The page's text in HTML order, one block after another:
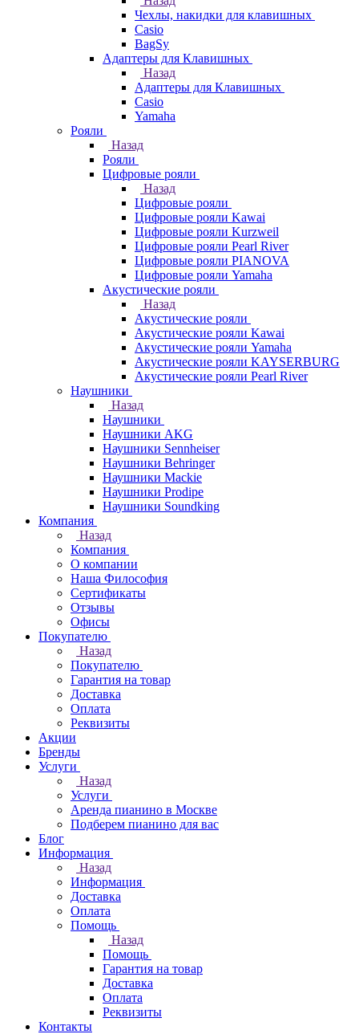
Чехлы, накидки для клавишных
Casio
BagSy
Адаптеры для Клавишных
Назад
Адаптеры для Клавишных
Casio
Yamaha
Рояли
Назад
Рояли
Цифровые рояли
Назад
Цифровые рояли
Цифровые рояли Kawai
Цифровые рояли Kurzweil
Цифровые рояли Pearl River
Цифровые рояли PIANOVA
Цифровые рояли Yamaha
Акустические рояли
Назад
Акустические рояли
Акустические рояли Kawai
Акустические рояли Yamaha
Акустические рояли KAYSERBURG
Акустические рояли Pearl River
Наушники
Назад
Наушники
Наушники AKG
Наушники Sennheiser
Наушники Behringer
Наушники Mackie
Наушники Prodipe
Наушники Soundking
Компания
Назад
Компания
О компании
Наша Философия
Сертификаты
Отзывы
Офисы
Покупателю
Назад
Покупателю
Гарантия на товар
Доставка
Оплата
Реквизиты
Акции
Бренды
Услуги
Назад
Услуги
Аренда пианино в Москве
Подберем пианино для вас
Блог
Информация
Назад
Информация
Доставка
Оплата
Помощь
Назад
Помощь
Гарантия на товар
Доставка
Оплата
Реквизиты
Контакты